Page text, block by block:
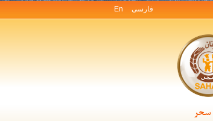
En فارسی
سحر